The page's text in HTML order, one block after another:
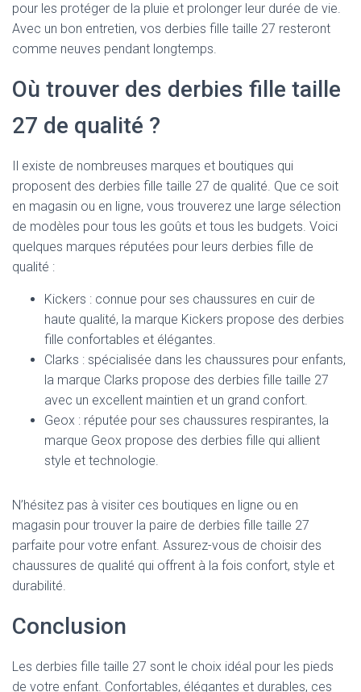
pour les protéger de la pluie et prolonger leur durée de vie.
Avec un bon entretien, vos derbies fille taille 27 resteront
comme neuves pendant longtemps.
Où trouver des derbies fille taille
27 de qualité ?
Il existe de nombreuses marques et boutiques qui
proposent des derbies fille taille 27 de qualité. Que ce soit
en magasin ou en ligne, vous trouverez une large sélection
de modèles pour tous les goûts et tous les budgets. Voici
quelques marques réputées pour leurs derbies fille de
qualité :
Kickers : connue pour ses chaussures en cuir de
haute qualité, la marque Kickers propose des derbies
fille confortables et élégantes.
Clarks : spécialisée dans les chaussures pour enfants,
la marque Clarks propose des derbies fille taille 27
avec un excellent maintien et un grand confort.
Geox : réputée pour ses chaussures respirantes, la
marque Geox propose des derbies fille qui allient
style et technologie.
N’hésitez pas à visiter ces boutiques en ligne ou en
magasin pour trouver la paire de derbies fille taille 27
parfaite pour votre enfant. Assurez-vous de choisir des
chaussures de qualité qui offrent à la fois confort, style et
durabilité.
Conclusion
Les derbies fille taille 27 sont le choix idéal pour les pieds
de votre enfant. Confortables, élégantes et durables, ces